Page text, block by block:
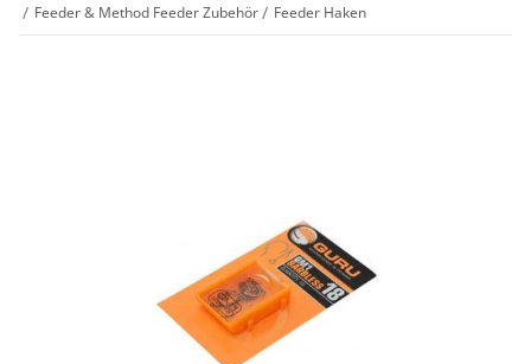
Feeder & Method Feeder Zubehör
Feeder Haken